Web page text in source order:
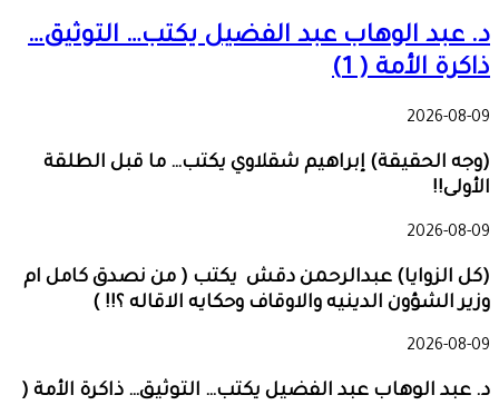
د. عبد الوهاب عبد الفضيل يكتب… التوثيق…
ذاكرة الأمة ( 1)
2026-08-09
(وجه الحقيقة) إبراهيم شقلاوي يكتب… ما قبل الطلقة
الأولى!!
2026-08-09
(كل الزوايا) عبدالرحمن دقش يكتب ( من نصدق كامل ام
وزير الشؤون الدينيه والاوقاف وحكايه الاقاله ؟!! )
2026-08-09
د. عبد الوهاب عبد الفضيل يكتب… التوثيق… ذاكرة الأمة (